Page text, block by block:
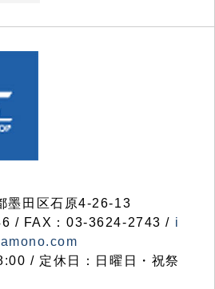
田区石原4-26-13
/ FAX：03-3624-2743 / i
/ 定休日：日曜日・祝祭